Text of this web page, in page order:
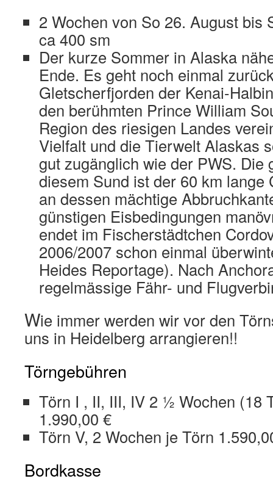
2 Wochen von So 26. August bis
ca 400 sm
Der kurze Sommer in Alaska
Ende. Es geht noch einmal
Gletscherfjorden der Kenai-
den berühmten Prince William
Region des riesigen Landes
Vielfalt und die Tierwelt Alaskas
gut zugänglich wie der PWS. Die
diesem Sund ist der 60 km lange
an dessen mächtige
günstigen Eisbedingungen
endet im Fischerstädtchen
2006/2007 schon einmal
Heides Reportage). Nach
regelmässige Fähr- und
Wie immer werden wir vor den
uns in Heidelberg arrangieren!!
Törngebühren
Törn I , II, III, IV 2 ½ Wochen (18
1.990,00 €
Törn V, 2 Wochen je Törn
Bordkasse